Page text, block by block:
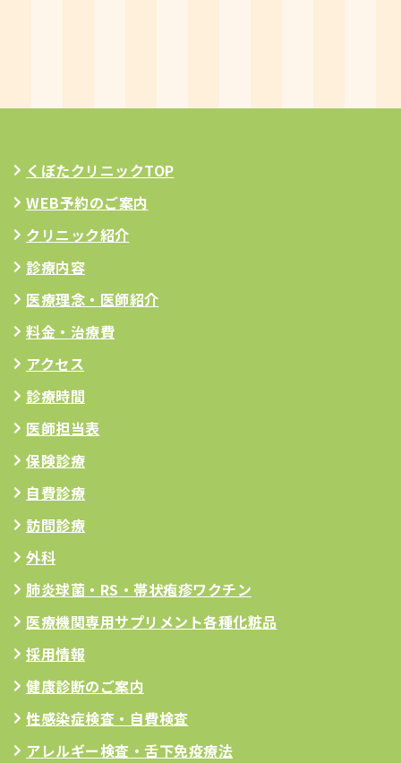
くぼたクリニックTOP
WEB予約のご案内
クリニック紹介
診療内容
医療理念 ・医師紹介
料金・治療費
アクセス
診療時間
医師担当表
保険診療
自費診療
訪問診療
外科
肺炎球菌・RS ・帯状疱疹ワクチン
医療機関専用サプリメント各種化粧品
採用情報
健康診断のご案内
性感染症検査・自費検査
アレルギー検査 ・舌下免疫療法